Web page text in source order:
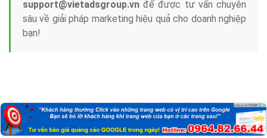
support@vietadsgroup.vn để được tư vấn chuyên
sâu về giải pháp marketing hiệu quả cho doanh nghiệp
bạn!